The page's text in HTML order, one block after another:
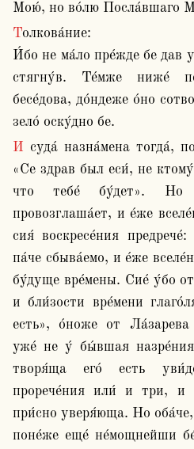
Мою́, но во́лю Посла́вшаго
Толкова́ние:
И́бо не ма́ло пре́жде бе дав
стягну́в. Те́мже ниже́
бесе́дова, до́ндеже о́но
зело́ оску́дно бе.
И суда́ назна́мена тогда́, по стягну́ти телеси́, рек:
«Се здрав был еси́, не
что тебе́ бу́дет». Но
провозглаша́ет, и е́же
сия́ воскресе́ния
па́че сбыва́емо, и е́же
бу́дуще вре́мены. Сие́ у́бо от
и бли́зости вре́мени
есть», о́ноже от
уже́ не у́ бы́вшая
творя́ща его́ есть
прорече́ния или́ и три, и
при́сно уверя́юща. Но
поне́же еще́ не́мощнейши